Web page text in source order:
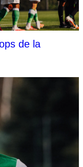
de la